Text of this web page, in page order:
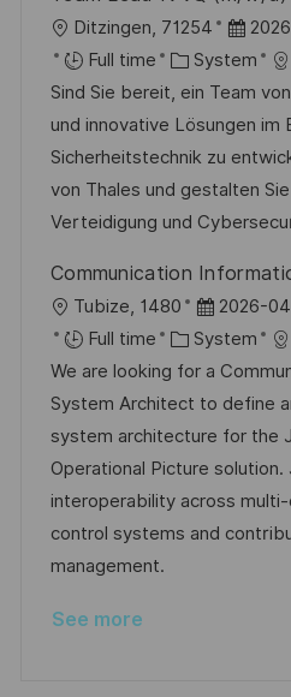
e
L
o
c
a
t
i
o
Ditzingen, 71254
P
o
s
t
e
d
D
t
e
Full time
C
a
t
e
g
o
y
System
Sind Sie bereit, ein Team
und innovative Lösungen im
Sicherheitstechnik zu
von Thales und gestalten
Verteidigung und
Communication
L
o
c
a
t
i
o
n
Tubize, 1480
P
o
s
t
e
d
D
a
2026-
Full time
C
a
t
e
g
o
r
System
We are looking for a
System Architect to define
system architecture for the
Operational Picture solution.
interoperability across
control systems and
management.
See more